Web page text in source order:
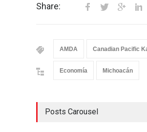
Share:
AMDA Canadian Pacific
Economía Michoacán
Posts Carousel